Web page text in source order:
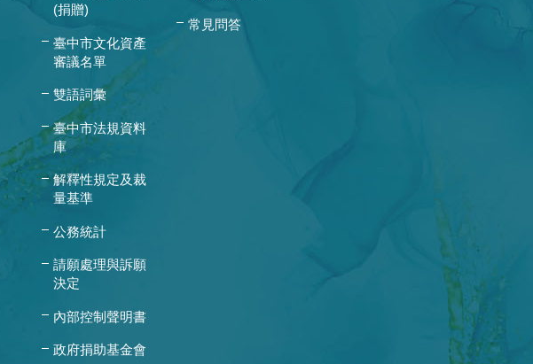
(捐贈)
臺中市文化資產
審議名單
雙語詞彙
臺中市法規資料
庫
解釋性規定及裁
量基準
公務統計
請願處理與訴願
決定
內部控制聲明書
政府捐助基金會
常見問答